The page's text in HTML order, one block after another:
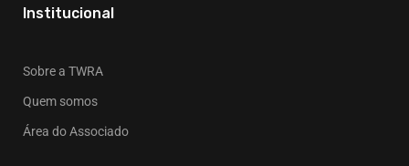
Institucional
Sobre a TWRA
Quem somos
Área do Associado